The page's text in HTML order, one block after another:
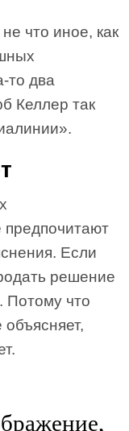
что иное, как
то два
Келлер так
Если
решение
Потому что